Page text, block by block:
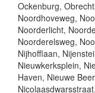
Ockenburg,
Noordhoveweg,
Noorderlicht,
Noorderelsweg,
Nijhofflaan,
Nieuwkerksplein,
Haven, Nieuwe